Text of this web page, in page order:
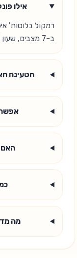
אילו
רמקול בלוטות'
ב-7 מצבים, שעון LED עם שעון מעורר מובנה, ורדיו FM.
הטעינה
אפשר
האם
מה